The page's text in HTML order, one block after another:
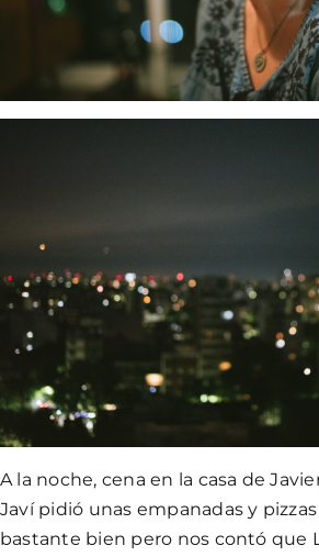
A la noche, cena en la casa de
Javí pidió unas empanadas y
bastante bien pero nos contó que